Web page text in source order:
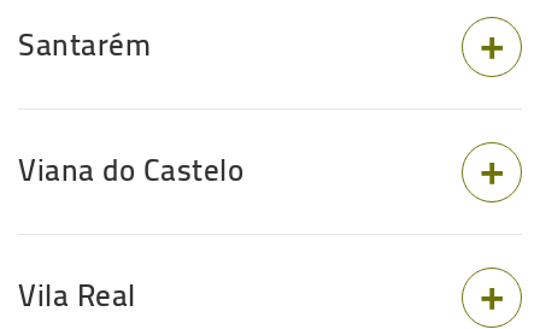
Santarém
Viana do Castelo
Vila Real